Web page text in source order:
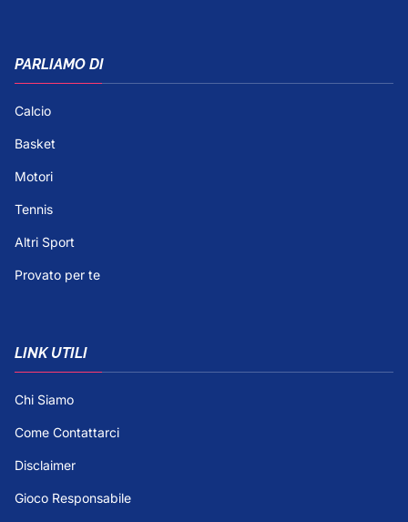
PARLIAMO DI
Calcio
Basket
Motori
Tennis
Altri Sport
Provato per te
LINK UTILI
Chi Siamo
Come Contattarci
Disclaimer
Gioco Responsabile